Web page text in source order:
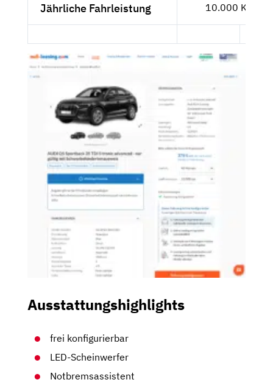
Jährliche Fahrleistung 10.000
Ausstattungshighlights
frei konfigurierbar
LED-Scheinwerfer
Notbremsassistent